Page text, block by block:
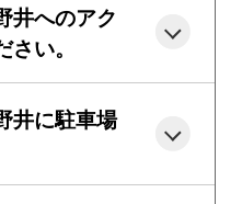
へのアク
い。
井に駐車場